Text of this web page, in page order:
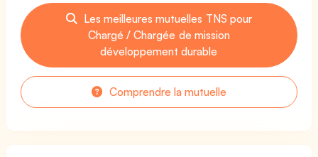
Les meilleures mutuelles TNS pour
Chargé / Chargée de mission
développement durable
Comprendre la mutuelle